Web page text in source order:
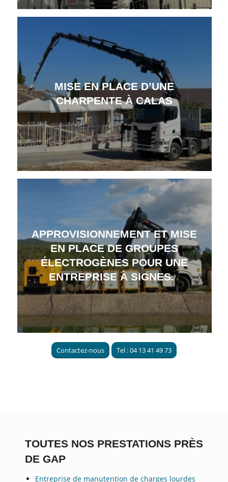
MISE EN PLACE D’UNE
CHARPENTE À CALAS
APPROVISIONNEMENT ET MISE
EN PLACE DE GROUPES
ÉLECTROGÈNES POUR UNE
ENTREPRISE À SIGNES.
Contactez-nous Tel : 04 13 41 49 73
TOUTES NOS PRESTATIONS PRÈS
DE GAP
Entreprise de manutention de charges lourdes